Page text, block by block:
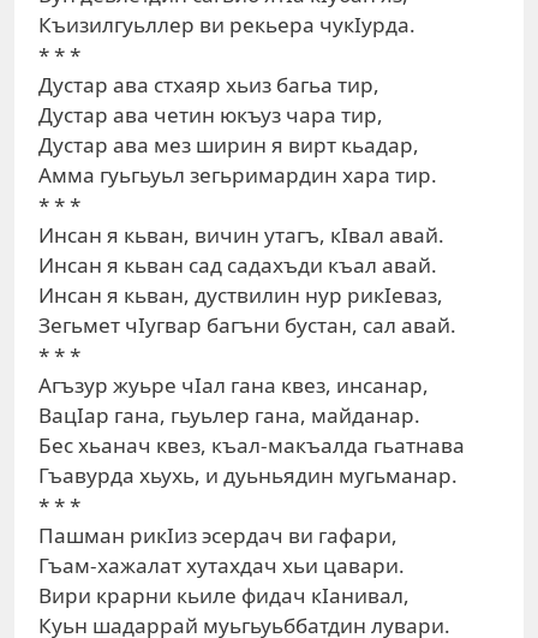
Къизилгуьллер ви рекьера чукIурда.
* * *
Дустар ава стхаяр хьиз багьа тир,
Дустар ава четин юкъуз чара тир,
Дустар ава мез ширин я вирт кьадар,
Амма гуьгьуьл зегьримардин хара тир.
* * *
Инсан я кьван, вичин утагъ, кIвал авай.
Инсан я кьван сад садахъди къал авай.
Инсан я кьван, дуствилин нур рикIеваз,
Зегьмет чIугвар багъни бустан, сал авай.
* * *
Агъзур жуьре чIал гана квез, инсанар,
ВацIар гана, гьуьлер гана, майданар.
Бес хьанач квез, къал-макъалда гьатнава
Гъавурда хьухь, и дуьньядин мугьманар.
* * *
Пашман рикIиз эсердач ви гафари,
Гъам-хажалат хутахдач хьи цавари.
Вири крарни кьиле фидач кIанивал,
Куьн шадаррай муьгьуьббатдин лувари.